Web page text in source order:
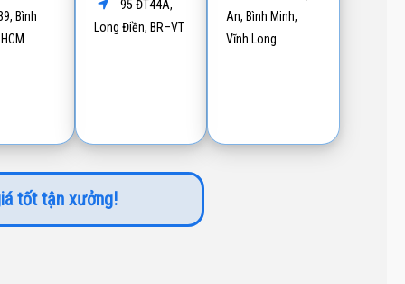
Bình
95 ĐT44A,
Long Điền, BR–VT
An, Bình Minh,
Vĩnh Long
tốt tận xưởng!